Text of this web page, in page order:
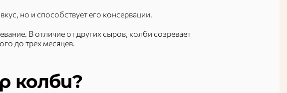
но и способствует его консервации.
В отличие от других сыров, колби созревает
до трех месяцев.
колби?